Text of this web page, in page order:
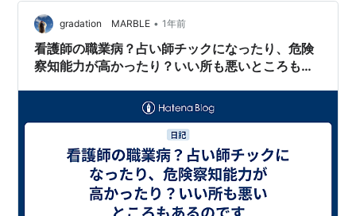
gradation MARBLE • 1年前
看護師の職業病？占い師チックになったり、危険
察知能力が高かったり？いい所も悪いところもあ